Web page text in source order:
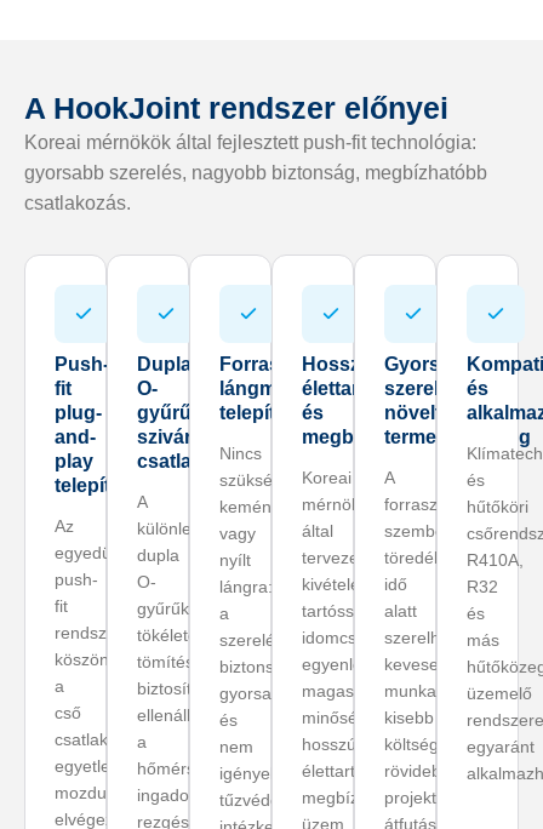
A HookJoint rendszer előnyei
Koreai mérnökök által fejlesztett push-fit technológia:
gyorsabb szerelés, nagyobb biztonság, megbízhatóbb
csatlakozás.
Push-
fit
plug-
and-
play
telepítés
Az
egyedülálló
push-
fit
rendszernek
köszönhetően
a
cső
csatlakoztatása
egyetlen
mozdulattal
elvégezhető:
Dupla
O-
gyűrűs
szivárgásmentes
csatlakozás
A
különleges
dupla
O-
gyűrűk
tökéletes
tömítést
biztosítanak,
ellenállva
a
hőmérsékleti
ingadozásoknak,
rezgéseknek
Forrasztásmentes,
lángmentes
telepítés
Nincs
szükség
keményforrasztásra
vagy
nyílt
lángra:
a
szerelés
biztonságosabb,
gyorsabb
és
nem
igényel
tűzvédelmi
Hosszú
élettartam
és
megbízhatóság
Koreai
mérnökök
által
tervezett,
kivételes
tartósságú
idomcsalád:
egyenletesen
magas
minőség,
hosszú
élettartam,
megbízható
üzem
Gyors
szerelés,
növelt
termelékenység
A
forrasztással
szemben
töredék
idő
alatt
szerelhető:
kevesebb
munkaóra,
kisebb
költség,
rövidebb
projekt-
átfutási
és
és
hűtőköri
R410A,
R32
és
más
üzemelő
egyaránt